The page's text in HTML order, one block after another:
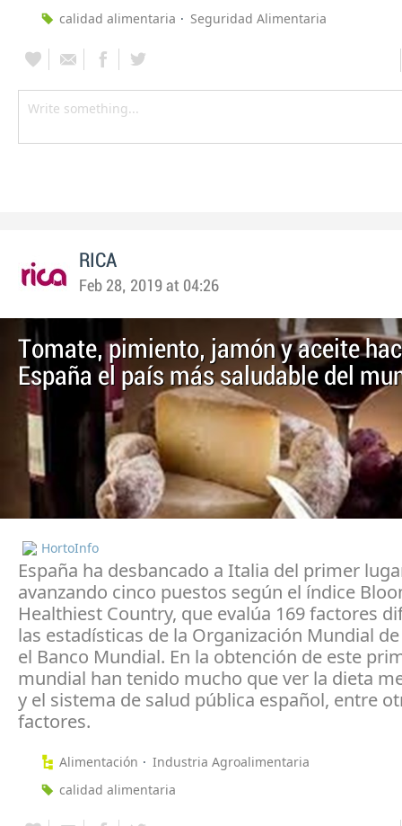
calidad alimentaria
Seguridad Alimentaria
RICA
Feb 28, 2019 at 04:26
Tomate, pimiento, jamón y aceite
España el país más saludable del
HortoInfo
España ha desbancado a Italia del primer
avanzando cinco puestos según el índice
Healthiest Country, que evalúa 169 factores
las estadísticas de la Organización Mundial
el Banco Mundial. En la obtención de este
mundial han tenido mucho que ver la dieta
y el sistema de salud pública español, entre
factores.
Alimentación
Industria Agroalimentaria
calidad alimentaria